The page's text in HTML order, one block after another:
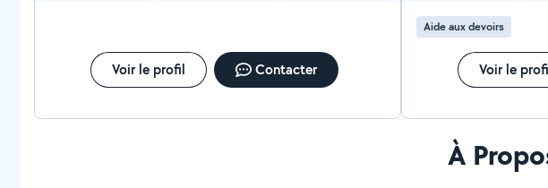
Voir le profil Contacter
Aide aux devoirs
Voir le
À